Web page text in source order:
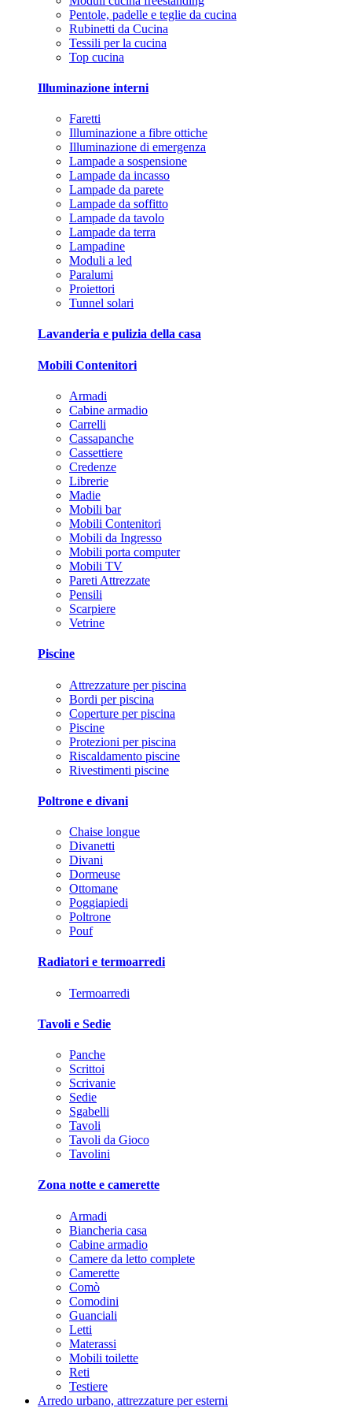
Pentole, padelle e teglie da cucina
Rubinetti da Cucina
Tessili per la cucina
Top cucina
Illuminazione interni
Faretti
Illuminazione a fibre ottiche
Illuminazione di emergenza
Lampade a sospensione
Lampade da incasso
Lampade da parete
Lampade da soffitto
Lampade da tavolo
Lampade da terra
Lampadine
Moduli a led
Paralumi
Proiettori
Tunnel solari
Lavanderia e pulizia della casa
Mobili Contenitori
Armadi
Cabine armadio
Carrelli
Cassapanche
Cassettiere
Credenze
Librerie
Madie
Mobili bar
Mobili Contenitori
Mobili da Ingresso
Mobili porta computer
Mobili TV
Pareti Attrezzate
Pensili
Scarpiere
Vetrine
Piscine
Attrezzature per piscina
Bordi per piscina
Coperture per piscina
Piscine
Protezioni per piscina
Riscaldamento piscine
Rivestimenti piscine
Poltrone e divani
Chaise longue
Divanetti
Divani
Dormeuse
Ottomane
Poggiapiedi
Poltrone
Pouf
Radiatori e termoarredi
Termoarredi
Tavoli e Sedie
Panche
Scrittoi
Scrivanie
Sedie
Sgabelli
Tavoli
Tavoli da Gioco
Tavolini
Zona notte e camerette
Armadi
Biancheria casa
Cabine armadio
Camere da letto complete
Camerette
Comò
Comodini
Guanciali
Letti
Materassi
Mobili toilette
Reti
Testiere
Arredo urbano, attrezzature per esterni